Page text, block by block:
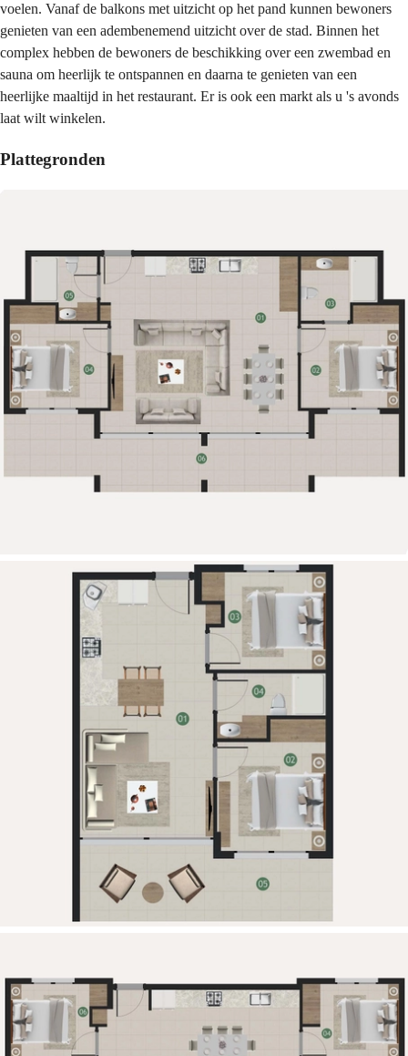
voelen. Vanaf de balkons met uitzicht op het pand kunnen bewoners
genieten van een adembenemend uitzicht over de stad. Binnen het
complex hebben de bewoners de beschikking over een zwembad en
sauna om heerlijk te ontspannen en daarna te genieten van een
heerlijke maaltijd in het restaurant. Er is ook een markt als u 's avonds
laat wilt winkelen.
Plattegronden